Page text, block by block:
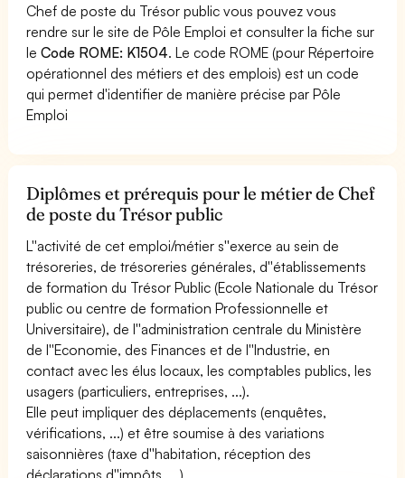
Chef de poste du Trésor public vous pouvez vous
rendre sur le site de Pôle Emploi et consulter la fiche sur
leCode ROME: K1504. Le code ROME (pour Répertoire
opérationnel des métiers et des emplois) est un code
qui permet d'identifier de manière précise par Pôle
Emploi
Diplômes et prérequis pour le métier de Chef
de poste du Trésor public
L''activité de cet emploi/métier s''exerce au sein de
trésoreries, de trésoreries générales, d''établissements
de formation du Trésor Public (Ecole Nationale du Trésor
public ou centre de formation Professionnelle et
Universitaire), de l''administration centrale du Ministère
de l''Economie, des Finances et de l''Industrie, en
contact avec les élus locaux, les comptables publics, les
usagers (particuliers, entreprises, ...).
Elle peut impliquer des déplacements (enquêtes,
vérifications, ...) et être soumise à des variations
saisonnières (taxe d''habitation, réception des
déclarations d''impôts, ...).